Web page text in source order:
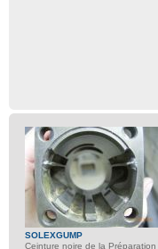
SOLEXGUMP
Ceinture noire de la Préparation